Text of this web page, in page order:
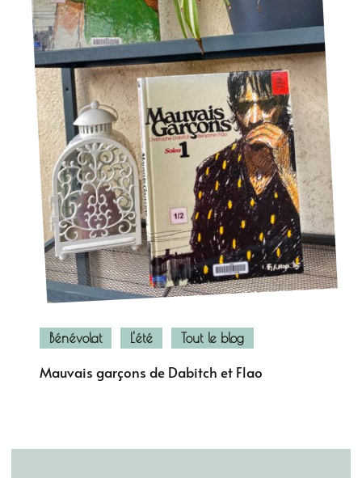
Bénévolat L'été Tout le blog
Mauvais garçons de Dabitch et Flao